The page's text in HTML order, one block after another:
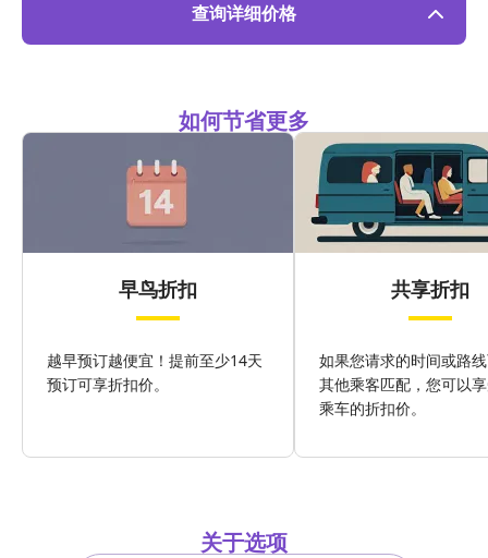
查询详细价格
如何节省更多
早鸟折扣
越早预订越便宜！提前至少14天
预订可享折扣价。
共享折扣
如果您请求的时间或路
其他乘客匹配，您可以
乘车的折扣价。
关于选项